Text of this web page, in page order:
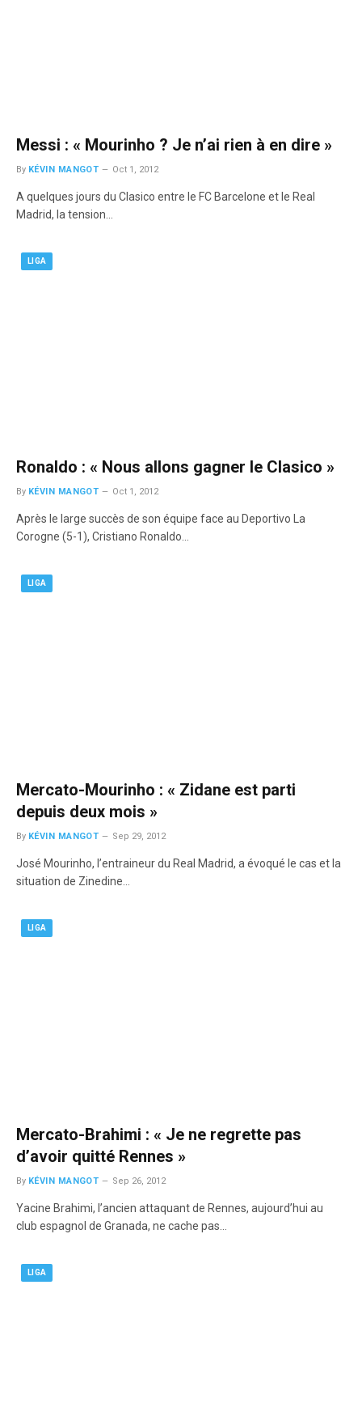
Messi : « Mourinho ? Je n’ai rien à en dire »
By KÉVIN MANGOT Oct 1, 2012
A quelques jours du Clasico entre le FC Barcelone et le Real
Madrid, la tension…
LIGA
Ronaldo : « Nous allons gagner le Clasico »
By KÉVIN MANGOT Oct 1, 2012
Après le large succès de son équipe face au Deportivo La
Corogne (5-1), Cristiano Ronaldo…
LIGA
Mercato-Mourinho : « Zidane est parti
depuis deux mois »
By KÉVIN MANGOT Sep 29, 2012
José Mourinho, l’entraineur du Real Madrid, a évoqué le cas et la
situation de Zinedine…
LIGA
Mercato-Brahimi : « Je ne regrette pas
d’avoir quitté Rennes »
By KÉVIN MANGOT Sep 26, 2012
Yacine Brahimi, l’ancien attaquant de Rennes, aujourd’hui au
club espagnol de Granada, ne cache pas…
LIGA